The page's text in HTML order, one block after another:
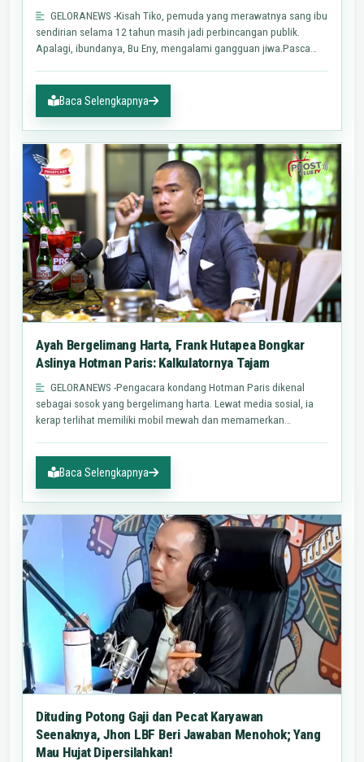
GELORANEWS -Kisah Tiko, pemuda yang merawatnya sang ibu
sendirian selama 12 tahun masih jadi perbincangan publik.
Apalagi, ibundanya, Bu Eny, mengalami gangguan jiwa.Pasca
Baca Selengkapnya
Ayah Bergelimang Harta, Frank Hutapea Bongkar
Aslinya Hotman Paris: Kalkulatornya Tajam
GELORANEWS -Pengacara kondang Hotman Paris dikenal
sebagai sosok yang bergelimang harta. Lewat media sosial, ia
kerap terlihat memiliki mobil mewah dan memamerkan
Baca Selengkapnya
Dituding Potong Gaji dan Pecat Karyawan
Seenaknya, Jhon LBF Beri Jawaban Menohok; Yang
Mau Hujat Dipersilahkan!